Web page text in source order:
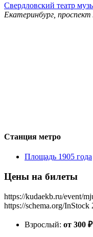
Свердловский театр
Екатеринбург,
Станция метро
Площадь 1905 года
Цены на билеты
https://kudaekb.ru/event/
https://schema.org/InStock
Взрослый: от 300 ₽